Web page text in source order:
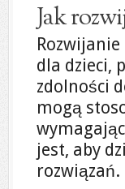
Jak
dla dzieci,
zdolności
mogą
jest, aby
rozwiązań.